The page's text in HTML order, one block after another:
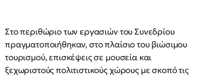
Στο περιθώριο των εργασιών του Συνεδρίου
πραγματοποιήθηκαν, στο πλαίσιο του βιώσιμου
τουρισμού, επισκέψεις σε μουσεία και
ξεχωριστούς πολιτιστικούς χώρους με σκοπό τις